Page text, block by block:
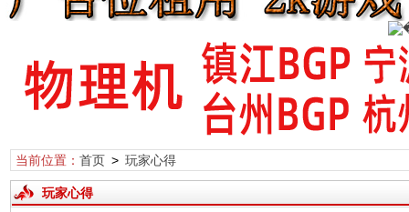
当前位置： 首页 > 玩家心得
玩家心得